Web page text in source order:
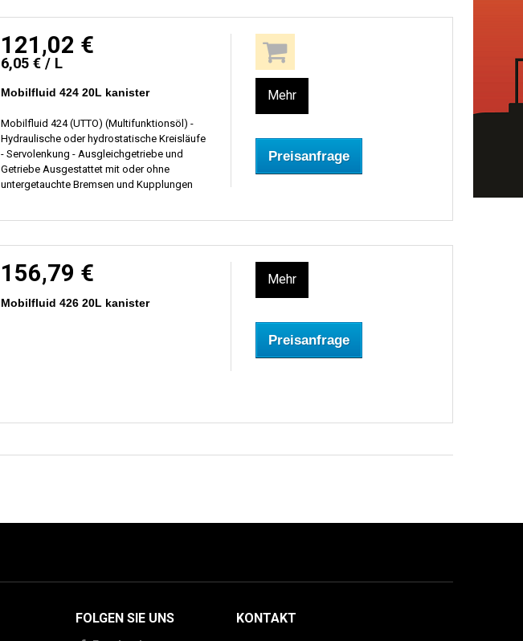
121,02 €
6,05 € / L
Mobilfluid 424 20L kanister
Mobilfluid 424 (UTTO) (Multifunktionsöl) -
Hydraulische oder hydrostatische Kreisläufe
- Servolenkung - Ausgleichgetriebe und
Getriebe Ausgestattet mit oder ohne
untergetauchte Bremsen und Kupplungen
Mehr
Preisanfrage
156,79 €
Mobilfluid 426 20L kanister
Mehr
Preisanfrage
FOLGEN SIE UNS KONTAKT